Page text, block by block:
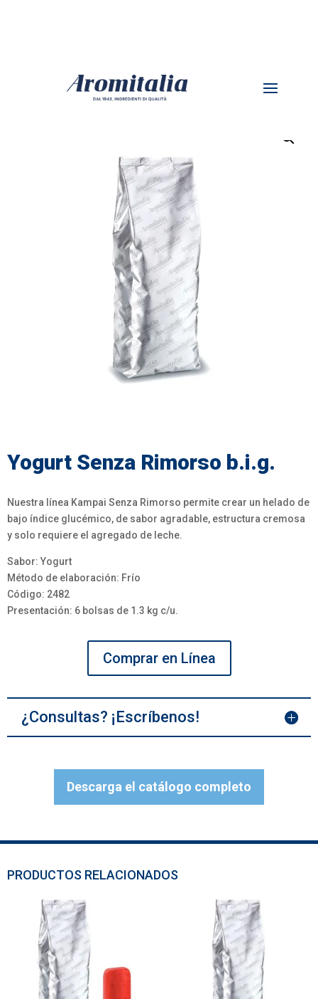
Yogurt Senza Rimorso b.i.g.
Nuestra línea Kampai Senza Rimorso permite crear un helado de
bajo índice glucémico, de sabor agradable, estructura cremosa
y solo requiere el agregado de leche.
Sabor: Yogurt
Método de elaboración: Frío
Código: 2482
Presentación: 6 bolsas de 1.3 kg c/u.
Comprar en Línea
¿Consultas? ¡Escríbenos!
Descarga el catálogo completo
PRODUCTOS RELACIONADOS